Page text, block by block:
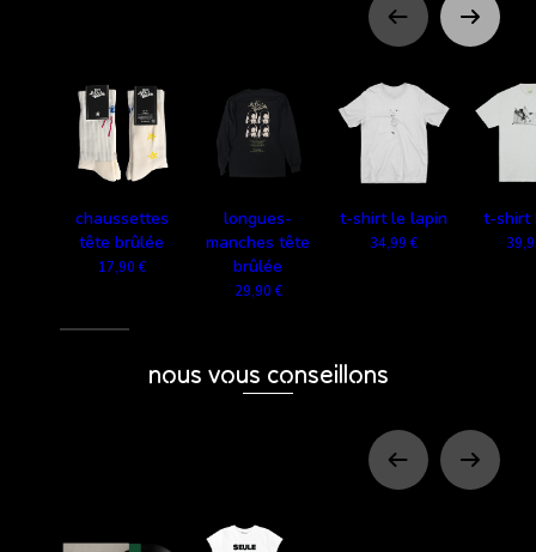
chaussettes
tête brûlée
17,90 €
longues-
manches tête
brûlée
29,90 €
t-shirt le lapin
34,99 €
t-shirt
nous vous conseillons